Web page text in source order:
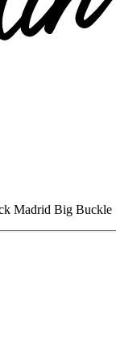
Madrid Big Buckle